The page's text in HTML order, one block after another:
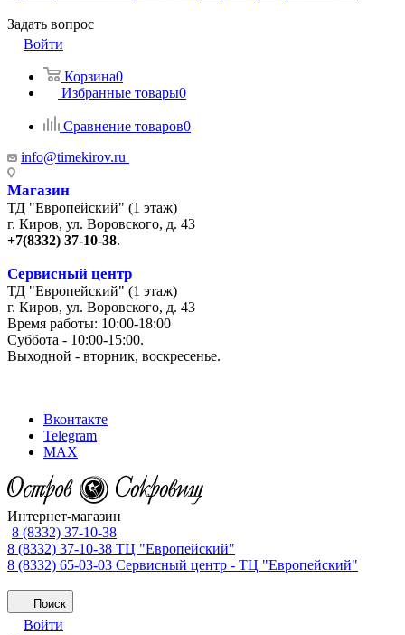
Задать вопрос
Войти
Корзина0
Избранные товары0
Сравнение товаров0
info@timekirov.ru
Магазин
ТД "Европейский" (1 этаж)
г. Киров, ул. Воровского, д. 43
+7(8332) 37-10-38.
Сервисный центр
ТД "Европейский" (1 этаж)
г. Киров, ул. Воровского, д. 43
Время работы: 10:00-18:00
Суббота - 10:00-15:00.
Выходной - вторник, воскресенье.
Вконтакте
Telegram
MAX
Интернет-магазин
8 (8332) 37-10-38
8 (8332) 37-10-38 ТЦ "Европейский"
8 (8332) 65-03-03 Сервисный центр - ТЦ "Европейский"
Поиск
Войти